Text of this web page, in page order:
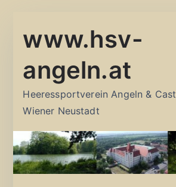
Inhalt
www.hsv-
angeln.at
Heeressportverein Angeln &
Wiener Neustadt